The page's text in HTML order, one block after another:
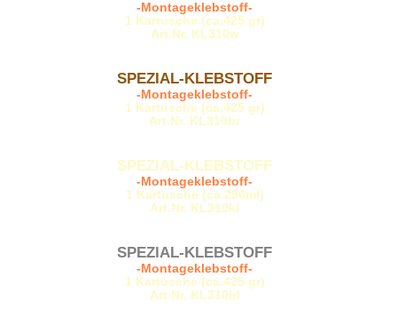
-Montageklebstoff-
1 Kartusche (ca.425 gr)
Art.Nr. KL310w
SPEZIAL-KLEBSTOFF
-Montageklebstoff-
1 Kartusche (ca.425 gr)
Art.Nr. KL310br
SPEZIAL-KLEBSTOFF
-Montageklebstoff-
1 Kartusche (ca.290ml)
Art.Nr. KL310kl
SPEZIAL-KLEBSTOFF
-Montageklebstoff-
1 Kartusche (ca.425 gr)
Art.Nr. KL310bl